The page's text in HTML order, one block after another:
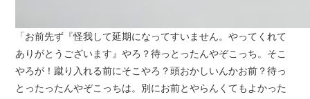
「お前先ず『怪我して延期になってすいません。やってくれて
ありがとうございます』やろ？待っとったんやぞこっち。そこ
やろが！蹴り入れる前にそこやろ？頭おかしいんかお前？待っ
とったったんやぞこっちは。別にお前とやらんくてもよかった